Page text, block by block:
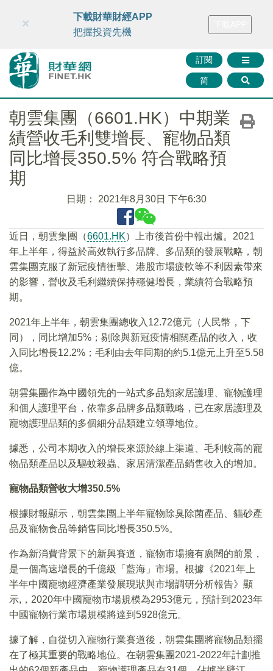
財華智庫網 FINTV FINMETA 財華證券 媒體矩陣
訂閱
简
×
下載財華財經APP
把握投資先機
朝雲集團（6601.HK）中期業
績營收毛利雙增長、寵物品類
同比增長350.5% 符合戰略預
期
日期： 2021年8月30日 下午6:30
近日，朝雲集團（6601.HK）上市後首份中報出爐。2021
年上半年，得益於高效執行多品牌、多品類的發展戰略，朝
雲集團克服了新冠疫情衝擊、港股市場疲軟等不利因素帶來
的影響，營收及毛利繼續保持穩健增長，業績符合戰略預
期。
2021年上半年，朝雲集團總收入12.72億元（人民幣，下
同），同比增加5%；剔除與新冠疫情相關產品的收入，收
入同比增長12.2%；毛利由去年同期的約5.1億元上升至5.58
億。
朝雲集團作為中國領先的一站式多品類家居護理、寵物護理
和個人護理平台，依靠多品牌多品類戰略，已在家居護理及
寵物護理品類的多個細分品類建立領導地位。
據悉，公司本期收入的增長來源於線上渠道、毛利較高的寵
物品類產品以及驅蚊殺蟲、家居清潔產品銷售收入的增加。
寵物品類營收大增350.5%
根據財報顯示，朝雲集團上半年寵物除臭除菌產品、貓砂產
品及寵物食品等銷售同比增長350.5%。
作為新消費背景下的新興賽道，寵物市場擁有廣闊的前景，
是一個高速增長的千億級「藍海」市場。根據《2021年上
半年中國寵物經濟產業發展現狀與市場調研分析報告》顯
示,，2020年中國寵物市場規模為2953億元，預計到2023年
中國寵物行業市場規模將達到5928億元。
據了解，自從切入寵物行業賽道後，朝雲集團將寵物品類擺
在了極其重要的戰略地位。在朝雲集團2021-2022年計劃推